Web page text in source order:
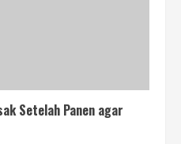
Setelah Panen agar